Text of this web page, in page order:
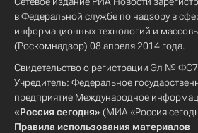
в Федеральной службе по надзору в
информационных технологий и
(Роскомнадзор) 08 апреля 2014 года.
Свидетельство о регистрации Эл №
Учредитель: Федеральное
предприятие Международное
«Россия сегодня» (МИА «Россия
Правила использования материалов